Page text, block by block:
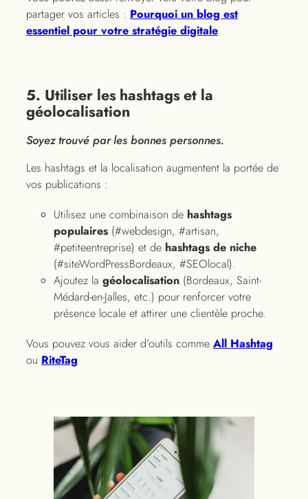
partager vos articles : Pourquoi un blog est
essentiel pour votre stratégie digitale
5. Utiliser les hashtags et la
géolocalisation
Soyez trouvé par les bonnes personnes.
Les hashtags et la localisation augmentent la portée de
vos publications :
Utilisez une combinaison de hashtags
populaires (#webdesign, #artisan,
#petiteentreprise) et de hashtags de niche
(#siteWordPressBordeaux, #SEOlocal).
Ajoutez la géolocalisation (Bordeaux, Saint-
Médard-en-Jalles, etc.) pour renforcer votre
présence locale et attirer une clientèle proche.
Vous pouvez vous aider d’outils comme All Hashtag
ou RiteTag